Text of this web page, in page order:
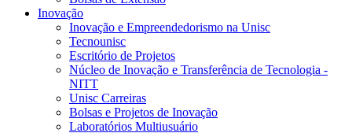
Inovação
Inovação e Empreendedorismo na Unisc
Tecnounisc
Escritório de Projetos
Núcleo de Inovação e Transferência de Tecnologia -
NITT
Unisc Carreiras
Bolsas e Projetos de Inovação
Laboratórios Multiusuário